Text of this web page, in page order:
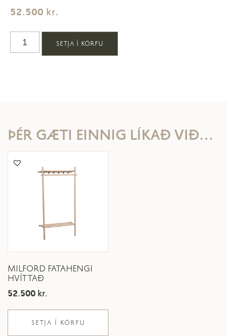
52.500 kr.
SETJA Í KÖRFU
ÞÉR GÆTI EINNIG LÍKAÐ VIÐ…
MILFORD FATAHENGI
HVÍTTAÐ
52.500 kr.
SETJA Í KÖRFU